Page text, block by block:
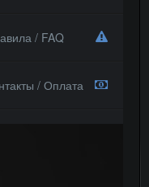
/ FAQ
/ Оплата